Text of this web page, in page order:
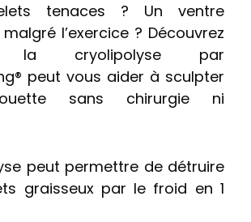
tenaces ? Un ventre
l’exercice ? Découvrez
la cryolipolyse par
peut vous aider à sculpter
sans chirurgie ni
peut permettre de détruire
graisseux par le froid en 1